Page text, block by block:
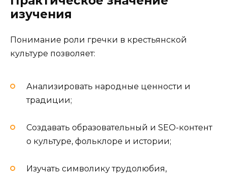
изучения
Понимание роли гречки в крестьянской
культуре позволяет:
Анализировать народные ценности и
традиции;
Создавать образовательный и SEO-контент
о культуре, фольклоре и истории;
Изучать символику трудолюбия,